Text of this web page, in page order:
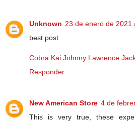
Unknown 23 de enero de 2021
best post
Cobra Kai Johnny Lawrence
Responder
New American Store 4 de
This is very true, these